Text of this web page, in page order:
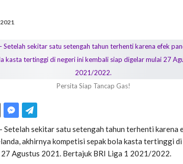
Persita Siap Tancap Gas!
Setelah sekitar satu setengah tahun terhenti karena
akhirnya kompetisi sepak bola kasta tertinggi
27 Agustus 2021. Bertajuk BRI Liga 1 2021/2022.